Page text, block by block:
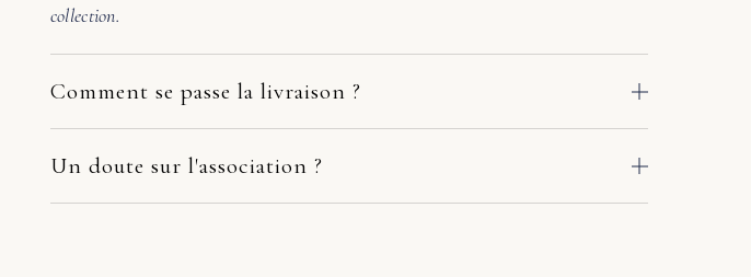
collection.
Comment se passe la livraison ?
dépend du fabricant et de votre adresse : comptez en général 2 à 10 jours ouvrés. Si
Un doute sur l'association ?